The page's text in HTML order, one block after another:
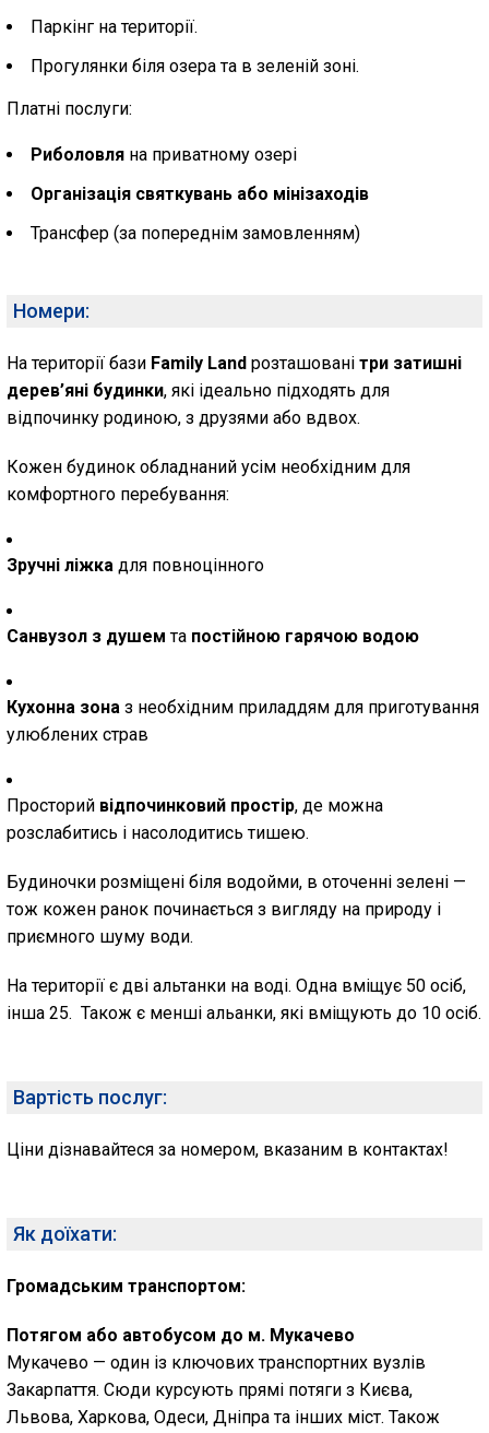
Паркінг на території.
Прогулянки біля озера та в зеленій зоні.
Платні послуги:
Риболовля на приватному озері
Організація святкувань або мінізаходів
Трансфер (за попереднім замовленням)
Номери:
На території бази Family Land розташовані три затишні
дерев’яні будинки, які ідеально підходять для
відпочинку родиною, з друзями або вдвох.
Кожен будинок обладнаний усім необхідним для
комфортного перебування:
Зручні ліжка для повноцінного
Санвузол з душем та постійною гарячою водою
Кухонна зона з необхідним приладдям для приготування
улюблених страв
Просторий відпочинковий простір, де можна
розслабитись і насолодитись тишею.
Будиночки розміщені біля водойми, в оточенні зелені —
тож кожен ранок починається з вигляду на природу і
приємного шуму води.
На території є дві альтанки на воді. Одна вміщує 50 осіб,
інша 25. Також є менші альанки, які вміщують до 10 осіб.
Вартість послуг:
Ціни дізнавайтеся за номером, вказаним в контактах!
Як доїхати:
Громадським транспортом:
Потягом або автобусом до м. Мукачево
Мукачево — один із ключових транспортних вузлів
Закарпаття. Сюди курсують прямі потяги з Києва,
Львова, Харкова, Одеси, Дніпра та інших міст. Також